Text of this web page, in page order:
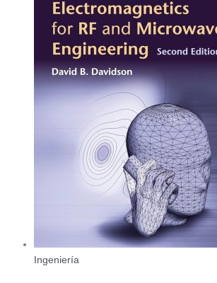
Ingeniería